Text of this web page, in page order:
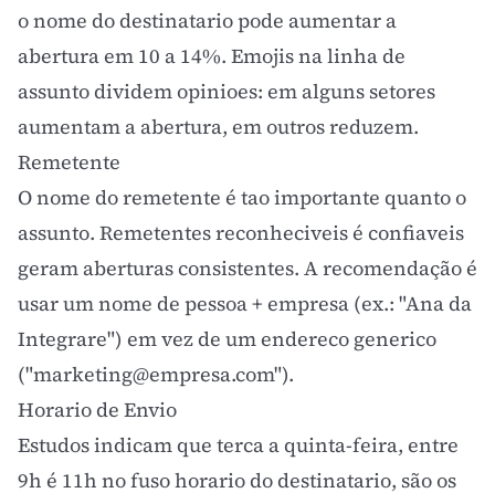
o nome do destinatario pode aumentar a
abertura em 10 a 14%. Emojis na linha de
assunto dividem opinioes: em alguns setores
aumentam a abertura, em outros reduzem.
Remetente
O nome do remetente é tao importante quanto o
assunto. Remetentes reconheciveis é confiaveis
geram aberturas consistentes. A recomendação é
usar um nome de pessoa + empresa (ex.: "Ana da
Integrare") em vez de um endereco generico
("marketing@empresa.com").
Horario de Envio
Estudos indicam que terca a quinta-feira, entre
9h é 11h no fuso horario do destinatario, são os